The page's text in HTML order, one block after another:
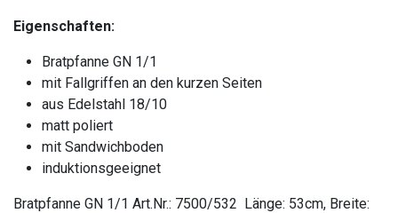
Eigenschaften:
Bratpfanne GN 1/1
mit Fallgriffen an den kurzen Seiten
aus Edelstahl 18/10
matt poliert
mit Sandwichboden
induktionsgeeignet
Bratpfanne GN 1/1 Art.Nr.: 7500/532 Länge: 53cm, Breite: